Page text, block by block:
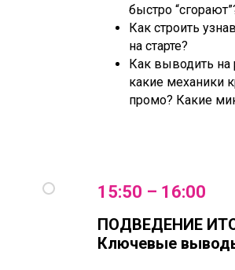
быстро
Как строить
на старте?
Как выводить
какие механики
промо? Какие
15:50 – 16:00
ПОДВЕДЕНИЕ
Ключевые